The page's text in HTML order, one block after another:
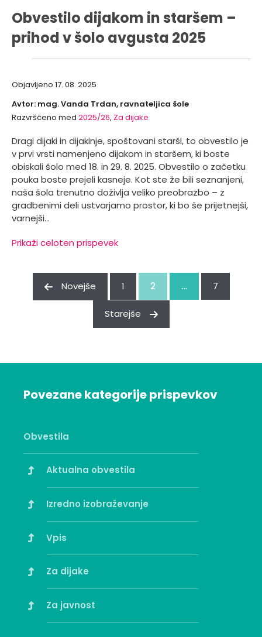
Obvestilo dijakom in staršem –
prihod v šolo avgusta 2025
Objavljeno 17. 08. 2025
Avtor: mag. Vanda Trdan, ravnateljica šole
Razvrščeno med 2025/26, Za dijake
Dragi dijaki in dijakinje, spoštovani starši, to obvestilo je
v prvi vrsti namenjeno dijakom in staršem, ki boste
obiskali šolo med 18. in 29. 8. 2025. Obvestilo o začetku
pouka boste prejeli kasneje. Kot ste že bili seznanjeni,
naša šola trenutno doživlja veliko preobrazbo – z
gradbenimi deli ustvarjamo prostor, ki bo še prijetnejši,
varnejši…
Prikaži celoten prispevek
Novejše 1 2 … 7
Starejše
Povezane kategorije prispevkov
Obvestila
Aktualna obvestila
Izredno izobraževanje
Vpis
Za dijake
Za javnost